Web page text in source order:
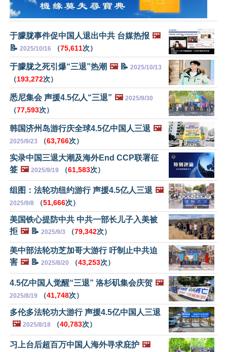
于朦胧事件促中国人退出中共 台媒热报 🖼️
📝 2025/10/16 （75,611次）
于朦胧之死引爆“三退”热潮 🖼️📝 2025/10/13
（193,272次）
悉尼集会 声援4.5亿人“三退” 🖼️ 2025/9/30
（77,593次）
韩国济州岛游行庆全球4.5亿中国人三退 🖼️
2025/9/23 （63,766次）
实录中国三退大潮及海外End CCP联署征
签 🖼️ 2025/9/19 （61,583次）
组图：法轮功纽约游行 声援4.5亿人三退 🖼️
2025/9/8 （51,666次）
美国铁心提防中共 中共一部长儿子入美被
拒 🖼️📝 2025/9/3 （79,342次）
美中部法轮功芝加哥大游行 吁制止中共迫
害 🖼️📝 2025/8/20 （43,253次）
4.5亿中国人觉醒“三退” 洛杉矶集会庆贺 🖼️
2025/8/19 （41,748次）
多伦多法轮功大游行 声援4.5亿中国人三退
🖼️ 2025/8/18 （40,783次）
习上台后超百万中国人海外寻求庇护 🖼️